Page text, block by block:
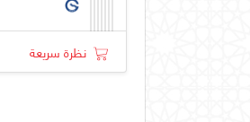
نظرة سريعة